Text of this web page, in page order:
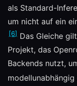
als Standard-
um nicht auf ein
[6] Das Gleiche
Projekt, das
Backends nutzt,
modellunabhängig